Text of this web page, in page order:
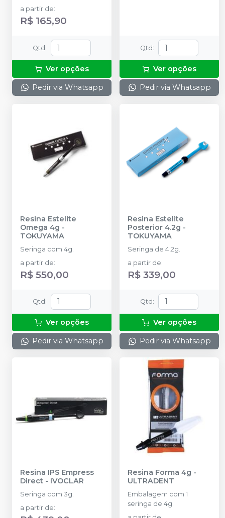
a partir de:
R$ 165,90
Qtd :
Ver opções
Pedir via Whatsapp
Qtd :
Ver opções
Pedir via Whatsapp
Resina Estelite
Omega 4g -
TOKUYAMA
Seringa com 4g.
a partir de:
R$ 550,00
Qtd :
Ver opções
Pedir via Whatsapp
Resina Estelite
Posterior 4.2g -
TOKUYAMA
Seringa de 4,2g.
a partir de:
R$ 339,00
Qtd :
Ver opções
Pedir via Whatsapp
Resina IPS Empress
Direct - IVOCLAR
Seringa com 3g.
a partir de:
Resina Forma 4g -
ULTRADENT
Embalagem com 1
seringa de 4g.